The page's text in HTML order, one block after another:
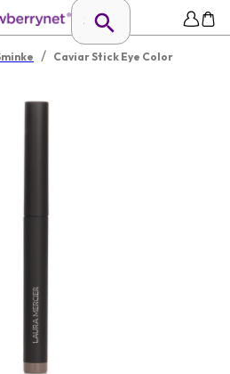
/ Caviar Stick Eye Color